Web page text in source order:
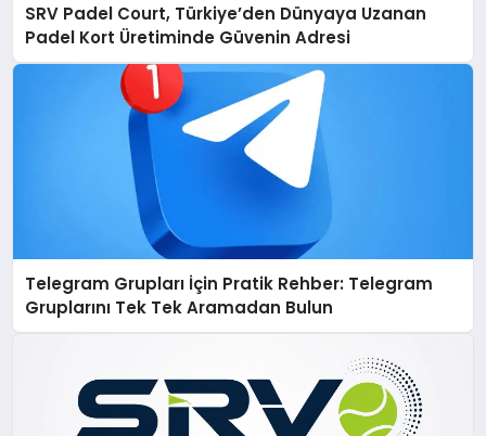
SRV Padel Court, Türkiye’den Dünyaya Uzanan
Padel Kort Üretiminde Güvenin Adresi
Telegram Grupları İçin Pratik Rehber: Telegram
Gruplarını Tek Tek Aramadan Bulun